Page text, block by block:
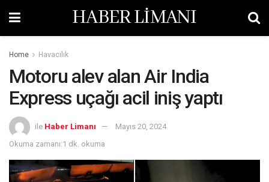
HABER LİMANI
Home Havacılık
Motoru alev alan Air India
Express uçağı acil iniş yaptı
ile Haber Limanı
Mayıs 20, 2024
Okuma zamanı:1 dk. okuma